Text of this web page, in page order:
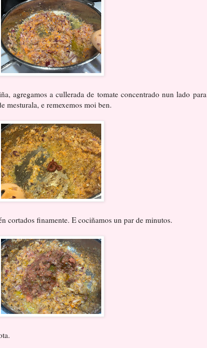
agregamos a cullerada de tomate concentrado nun lado para
mesturala, e remexemos moi ben.
cortados finamente. E cociñamos un par de minutos.